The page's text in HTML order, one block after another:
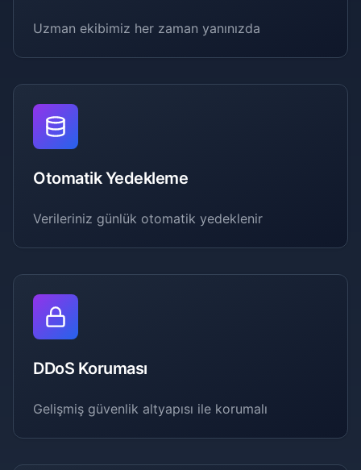
Uzman ekibimiz her zaman yanınızda
Otomatik Yedekleme
Verileriniz günlük otomatik yedeklenir
DDoS Koruması
Gelişmiş güvenlik altyapısı ile korumalı